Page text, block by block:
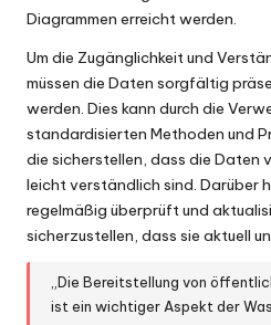
Diagrammen erreicht werden.
Um die Zugänglichkeit und
müssen die Daten sorgfältig
werden. Dies kann durch die
standardisierten Methoden und
die sicherstellen, dass die Daten
leicht verständlich sind. Darüber
regelmäßig überprüft und
sicherzustellen, dass sie aktuell
„Die Bereitstellung von
ist ein wichtiger Aspekt der